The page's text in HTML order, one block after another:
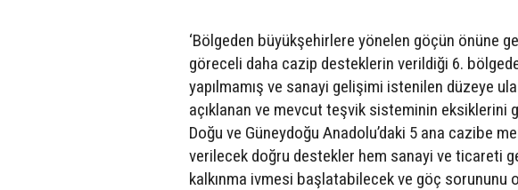
‘Bölgeden büyükşehirlere yönelen göçün önüne
göreceli daha cazip desteklerin verildiği 6.
yapılmamış ve sanayi gelişimi istenilen düzeye
açıklanan ve mevcut teşvik sisteminin
Doğu ve Güneydoğu Anadolu’daki 5 ana cazibe
verilecek doğru destekler hem sanayi ve ticareti
kalkınma ivmesi başlatabilecek ve göç sorununu